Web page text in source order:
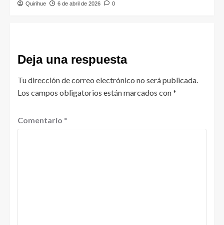
Quirihue 6 de abril de 2026 0
Deja una respuesta
Tu dirección de correo electrónico no será publicada.
Los campos obligatorios están marcados con*
Comentario *